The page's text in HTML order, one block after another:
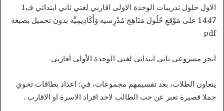
الاول حلول تدريبات الوحدة الاولى اقاربي لغتي ثاني ابتدائي ف1
1447 على مَوْقِعِ حُلُول مَنَاهِج مُدْرِسيه وَأَكَادِيمِيَّة بدون تحميل بصيغة
pdf
أنجز مشروعي ثاني ابتدائي لغتي الوحدة الأولى أقاربي
يتعاون الطلاب، بعد تقسيمهم مجموعات، في: اعداد بطاقات تحوي
جملا قصيرة تعبر عن حب الطالب لاحد افراد الاسرة او الاقارب .